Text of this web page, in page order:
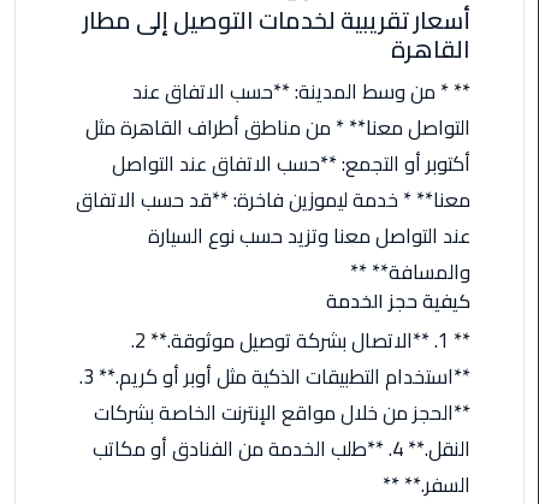
مرسى
مطروح
ليموزين
سفنكس
ليموزين
الغردقة
ليموزين
دهب
القاهرة
والعكس
أسعار تقريبية لخدمات التوصيل إلى مطار
القاهرة
** * من وسط المدينة: **حسب الاتفاق عند
التواصل معنا** * من مناطق أطراف القاهرة مثل
أكتوبر أو التجمع: **حسب الاتفاق عند التواصل
معنا** * خدمة ليموزين فاخرة: **قد حسب الاتفاق
عند التواصل معنا وتزيد حسب نوع السيارة
والمسافة** **
كيفية حجز الخدمة
** 1. **الاتصال بشركة توصيل موثوقة.** 2.
**استخدام التطبيقات الذكية مثل أوبر أو كريم.** 3.
**الحجز من خلال مواقع الإنترنت الخاصة بشركات
النقل.** 4. **طلب الخدمة من الفنادق أو مكاتب
السفر.** **